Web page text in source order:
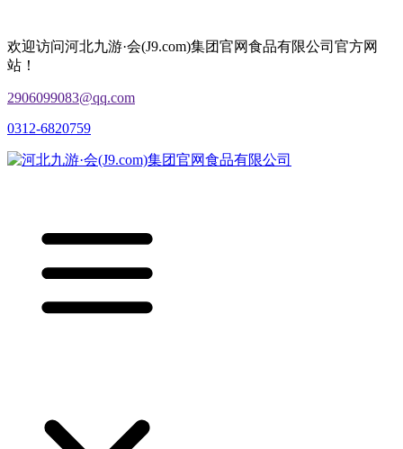
欢迎访问河北九游·会(J9.com)集团官网食品有限公司官方网
站！
2906099083@qq.com
0312-6820759